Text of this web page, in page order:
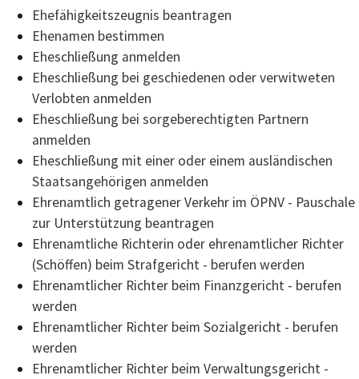
Ehefähigkeitszeugnis beantragen
Ehenamen bestimmen
Eheschließung anmelden
Eheschließung bei geschiedenen oder verwitweten
Verlobten anmelden
Eheschließung bei sorgeberechtigten Partnern
anmelden
Eheschließung mit einer oder einem ausländischen
Staatsangehörigen anmelden
Ehrenamtlich getragener Verkehr im ÖPNV - Pauschale
zur Unterstützung beantragen
Ehrenamtliche Richterin oder ehrenamtlicher Richter
(Schöffen) beim Strafgericht - berufen werden
Ehrenamtlicher Richter beim Finanzgericht - berufen
werden
Ehrenamtlicher Richter beim Sozialgericht - berufen
werden
Ehrenamtlicher Richter beim Verwaltungsgericht -